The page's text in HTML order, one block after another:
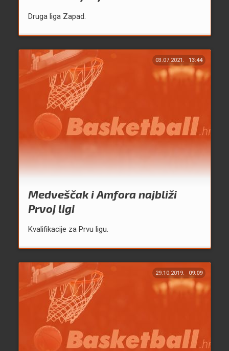
Druga liga Zapad.
03.07.2021. 13:44
Medveščak i Amfora najbliži
Prvoj ligi
Kvalifikacije za Prvu ligu.
29.10.2019. 09:09